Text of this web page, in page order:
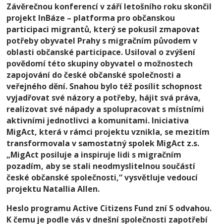
Závěrečnou konferencí v září letošního roku skončil
projekt InBáze – platforma pro občanskou
participaci migrantů, který se pokusil zmapovat
potřeby obyvatel Prahy s migračním původem v
oblasti občanské participace. Usiloval o zvýšení
povědomí této skupiny obyvatel o možnostech
zapojování do české občanské společnosti a
veřejného dění. Snahou bylo též posílit schopnost
vyjadřovat své názory a potřeby, hájit svá práva,
realizovat své nápady a spolupracovat s místními
aktivními jednotlivci a komunitami. Iniciativa
MigAct, která v rámci projektu vznikla, se mezitím
transformovala v samostatný spolek MigAct z.s.
„MigAct posiluje a inspiruje lidi s migračním
pozadím, aby se stali neodmyslitelnou součástí
české občanské společnosti,“ vysvětluje vedoucí
projektu Natallia Allen.
Heslo programu Active Citizens Fund zní S odvahou.
K čemu je podle vás v dnešní společnosti zapotřebí